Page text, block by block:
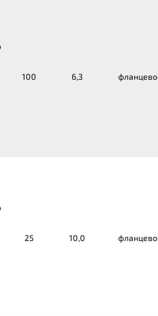
100 6,3
25 10,0